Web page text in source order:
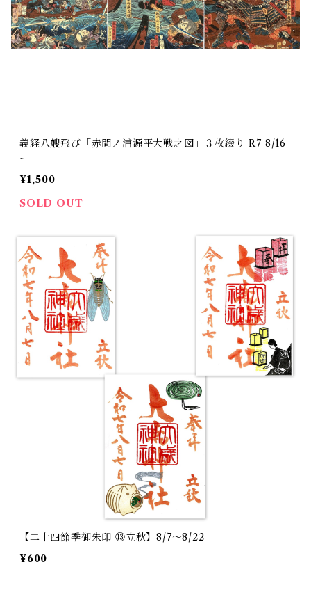
義経八艘飛び「赤間ノ浦源平大戦之図」３枚綴り R7 8/16
~
¥1,500
SOLD OUT
【二十四節季御朱印 ⑬立秋】8/7～8/22
¥600